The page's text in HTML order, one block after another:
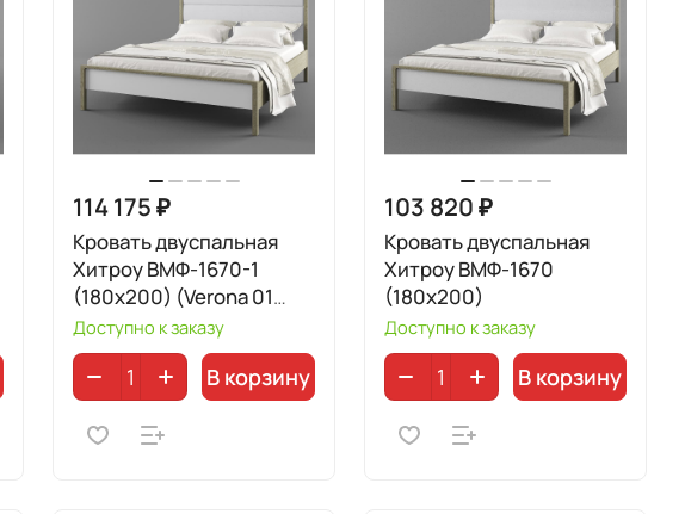
114 175 ₽
Кровать двуспальная
Хитроу ВМФ-1670-1
(180x200) (Verona 01
White)
Доступно к заказу
В корзину
103 820 ₽
Кровать двуспальная
Хитроу ВМФ-1670
(180x200)
Доступно к заказу
В корзину